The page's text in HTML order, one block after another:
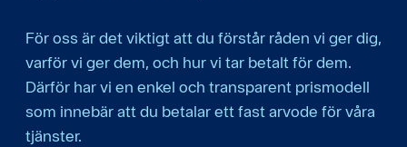
För oss är det viktigt att du förstår råden vi ger dig,
varför vi ger dem, och hur vi tar betalt för dem.
Därför har vi en enkel och transparent prismodell
som innebär att du betalar ett fast arvode för våra
tjänster.